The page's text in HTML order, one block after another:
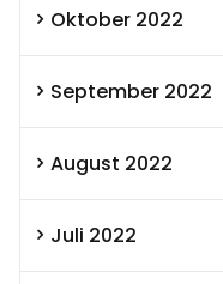
Oktober 2022
September 2022
August 2022
Juli 2022